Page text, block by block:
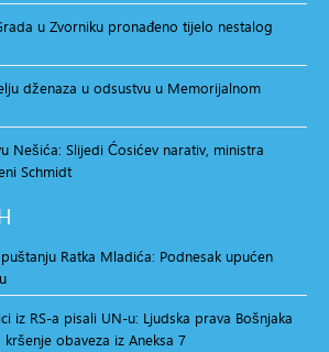
u Zvorniku pronađeno tijelo nestalog
dženaza u odsustvu u Memorijalnom
Nešića: Slijedi Ćosićev narativ, ministra
Schmidt
Ratka Mladića: Podnesak upućen
iz RS-a pisali UN-u: Ljudska prava Bošnjaka
obaveza iz Aneksa 7